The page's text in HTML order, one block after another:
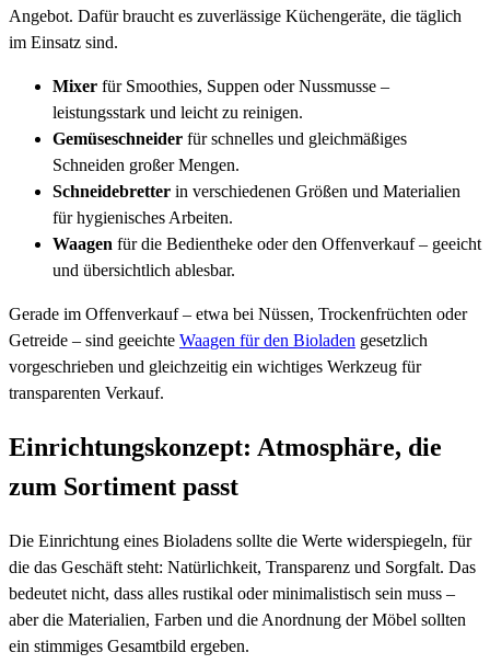
Angebot. Dafür braucht es zuverlässige Küchengeräte, die täglich
im Einsatz sind.
Mixer für Smoothies, Suppen oder Nussmusse –
leistungsstark und leicht zu reinigen.
Gemüseschneider für schnelles und gleichmäßiges
Schneiden großer Mengen.
Schneidebretter in verschiedenen Größen und Materialien
für hygienisches Arbeiten.
Waagen für die Bedientheke oder den Offenverkauf – geeicht
und übersichtlich ablesbar.
Gerade im Offenverkauf – etwa bei Nüssen, Trockenfrüchten oder
Getreide – sind geeichte Waagen für den Bioladen gesetzlich
vorgeschrieben und gleichzeitig ein wichtiges Werkzeug für
transparenten Verkauf.
Einrichtungskonzept: Atmosphäre, die
zum Sortiment passt
Die Einrichtung eines Bioladens sollte die Werte widerspiegeln, für
die das Geschäft steht: Natürlichkeit, Transparenz und Sorgfalt. Das
bedeutet nicht, dass alles rustikal oder minimalistisch sein muss –
aber die Materialien, Farben und die Anordnung der Möbel sollten
ein stimmiges Gesamtbild ergeben.